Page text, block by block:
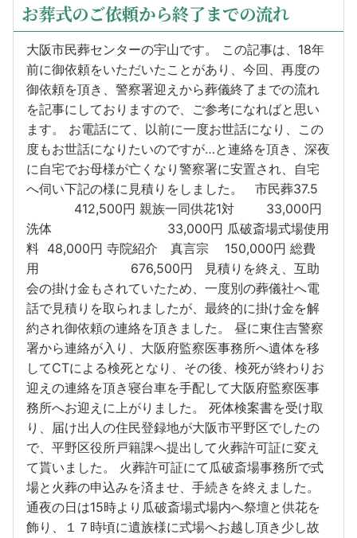
お葬式のご依頼から終了までの流れ
大阪市民葬センターの宇山です。 この記事は、18年
前に御依頼をいただいたことがあり、今回、再度の
御依頼を頂き、警察署迎えから葬儀終了までの流れ
を記事にしておりますので、ご参考になればと思い
ます。 お電話にて、以前に一度お世話になり、この
度もお世話になりたいのですが…と連絡を頂き、深夜
に自宅でお母様が亡くなり警察署に安置され、自宅
へ伺い下記の様に見積りをしました。 市民葬37.5
412,500円 親族一同供花1対 33,000円
洗体 33,000円 瓜破斎場式場使用
料 48,000円 寺院紹介 真言宗 150,000円 総費
用 676,500円 見積りを終え、互助
会の掛け金もされていたため、一度別の葬儀社へ電
話で見積りを取られましたが、最終的に掛け金を解
約され御依頼の連絡を頂きました。 昼に東住吉警察
署から連絡が入り、大阪府監察医事務所へ遺体を移
してCTによる検死となり、その後、検死が終わりお
迎えの連絡を頂き寝台車を手配して大阪府監察医事
務所へお迎えに上がりました。 死体検案書を受け取
り、届け出人の住民登録地が大阪市平野区でしたの
で、平野区役所戸籍課へ提出して火葬許可証に変え
て貰いました。 火葬許可証にて瓜破斎場事務所で式
場と火葬の申込みを済ませ、手続きを終えました。
通夜の日は15時より瓜破斎場式場内へ祭壇と供花を
飾り、１７時頃に遺族様に式場へお越し頂き少し故